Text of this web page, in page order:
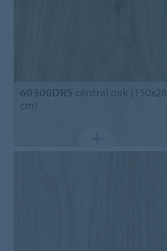
60300DR5 central oak (150x28
cm)